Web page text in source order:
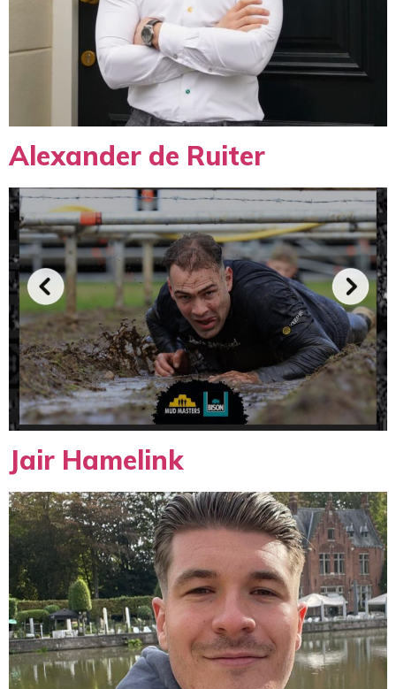
Alexander de Ruiter
Jair Hamelink